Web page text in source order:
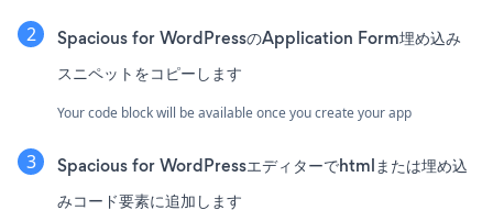
Spacious for WordPressのApplication Form埋め込み
スニペットをコピーします
Your code block will be available once you create your app
Spacious for WordPressエディターでhtmlまたは埋め込
みコード要素に追加します